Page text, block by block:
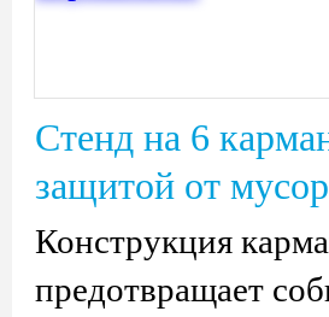
Стенд на 6
защитой от
Конструкция
предотвращает